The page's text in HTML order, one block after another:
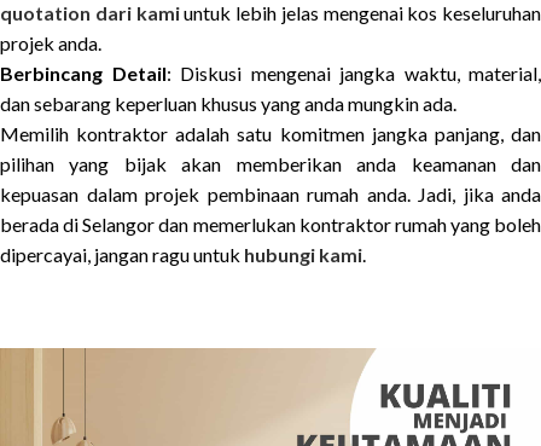
quotation dari kamiuntuk lebih jelas mengenai kos keseluruhan
projek anda.
Berbincang Detail: Diskusi mengenai jangka waktu, material,
dan sebarang keperluan khusus yang anda mungkin ada.
Memilih kontraktor adalah satu komitmen jangka panjang, dan
pilihan yang bijak akan memberikan anda keamanan dan
kepuasan dalam projek pembinaan rumah anda. Jadi, jika anda
berada di Selangor dan memerlukan kontraktor rumah yang boleh
dipercayai, jangan ragu untuk hubungi kami.